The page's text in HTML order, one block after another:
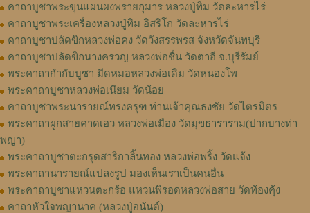
คาถาบูชาพระขุนแผนผงพรายกุมาร หลวงปู่ทิม วัดละหารไร่
คาถาบูชาพระเครื่องหลวงปู่ทิม อิสริโก วัดละหารไร่
คาถาบูชาปลัดขิกหลวงพ่อคง วัดวังสรรพรส จังหวัดจันทบุรี
คาถาบูชาปลัดขิกนางครวญ หลวงพ่อชื่น วัดตาอี จ.บุรีรัมย์
พระคาถากำกับบูชา มีดหมอหลวงพ่อเดิม วัดหนองโพ
พระคาถาบูชาหลวงพ่อเนียม วัดน้อย
คาถาบูชาพระนารายณ์ทรงครุฑ ท่านเจ้าคุณธงชัย วัดไตรมิตร
พระคาถาผูกสายคาดเอว หลวงพ่อเมือง วัดมุขธาราราม(ปากบางท่า
พญา)
พระคาถาบูชาตะกรุดสาริกาลิ้นทอง หลวงพ่อพริ้ง วัดแจ้ง
พระคาถานารายณ์แปลงรูป มองเห็นเราเป็นคนอื่น
พระคาถาบูชาแหวนตะกร้อ แหวนพิรอดหลวงพ่อสาย วัดท้องคุ้ง
คาถาหัวใจพญานาค (หลวงปู่อนันต์)